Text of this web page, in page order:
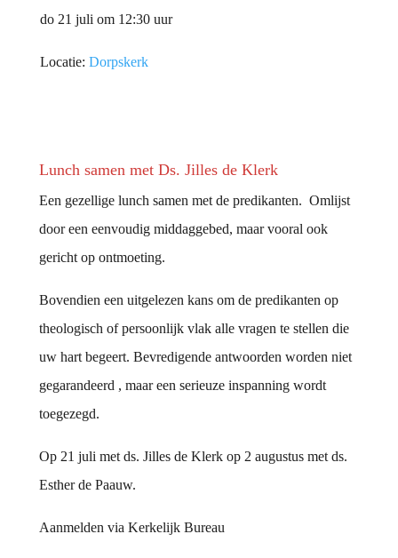
do 21 juli om 12:30 uur
Locatie: Dorpskerk
Lunch samen met Ds. Jilles de Klerk
Een gezellige lunch samen met de predikanten. Omlijst
door een eenvoudig middaggebed, maar vooral ook
gericht op ontmoeting.
Bovendien een uitgelezen kans om de predikanten op
theologisch of persoonlijk vlak alle vragen te stellen die
uw hart begeert. Bevredigende antwoorden worden niet
gegarandeerd , maar een serieuze inspanning wordt
toegezegd.
Op 21 juli met ds. Jilles de Klerk op 2 augustus met ds.
Esther de Paauw.
Aanmelden via Kerkelijk Bureau